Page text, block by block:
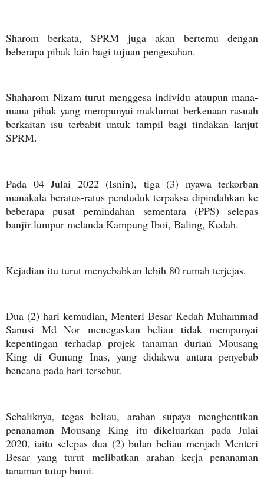
Sharom berkata, SPRM juga akan bertemu dengan
beberapa pihak lain bagi tujuan pengesahan.
Shaharom Nizam turut menggesa individu ataupun mana-
mana pihak yang mempunyai maklumat berkenaan rasuah
berkaitan isu terbabit untuk tampil bagi tindakan lanjut
SPRM.
Pada 04 Julai 2022 (Isnin), tiga (3) nyawa terkorban
manakala beratus-ratus penduduk terpaksa dipindahkan ke
beberapa pusat pemindahan sementara (PPS) selepas
banjir lumpur melanda Kampung Iboi, Baling, Kedah.
Kejadian itu turut menyebabkan lebih 80 rumah terjejas.
Dua (2) hari kemudian, Menteri Besar Kedah Muhammad
Sanusi Md Nor menegaskan beliau tidak mempunyai
kepentingan terhadap projek tanaman durian Mousang
King di Gunung Inas, yang didakwa antara penyebab
bencana pada hari tersebut.
Sebaliknya, tegas beliau, arahan supaya menghentikan
penanaman Mousang King itu dikeluarkan pada Julai
2020, iaitu selepas dua (2) bulan beliau menjadi Menteri
Besar yang turut melibatkan arahan kerja penanaman
tanaman tutup bumi.